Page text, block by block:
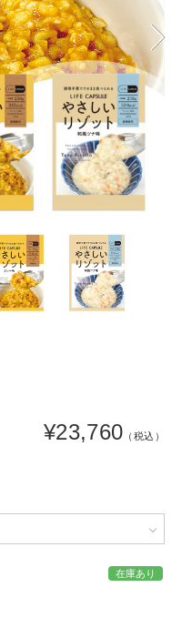
¥23,760 （税込）
在庫あり